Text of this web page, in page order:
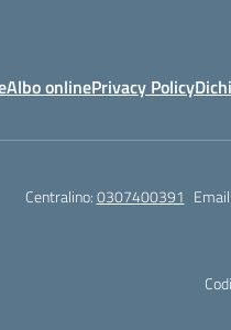
Albo onlinePrivacy Policy
Centralino:0307400391 Email: